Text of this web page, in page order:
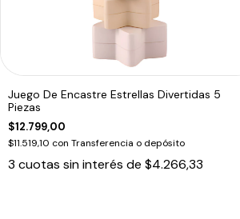
Juego De Encastre Estrellas Divertidas 5
Piezas
$12.799,00
$11.519,10 con Transferencia o depósito
3 cuotas sin interés de $4.266,33